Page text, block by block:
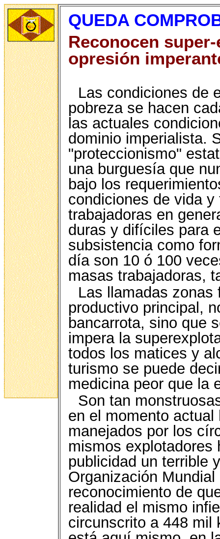
QUEDA
Reconocen
opresión
Las condiciones de
pobreza se hacen
las actuales
dominio imperialista.
"proteccionismo"
una burguesía que
bajo los
condiciones de vida
trabajadoras en
duras y difíciles para
subsistencia como
día son 10 ó 100
masas trabajadoras,
Las llamadas
productivo principal,
bancarrota, sino que
impera la
todos los matices y
turismo se puede
medicina peor que la
Son tan
en el momento
manejados por los
mismos explotadores
publicidad un terrible
Organización
reconocimiento de
realidad el mismo
circunscrito a 448 mil